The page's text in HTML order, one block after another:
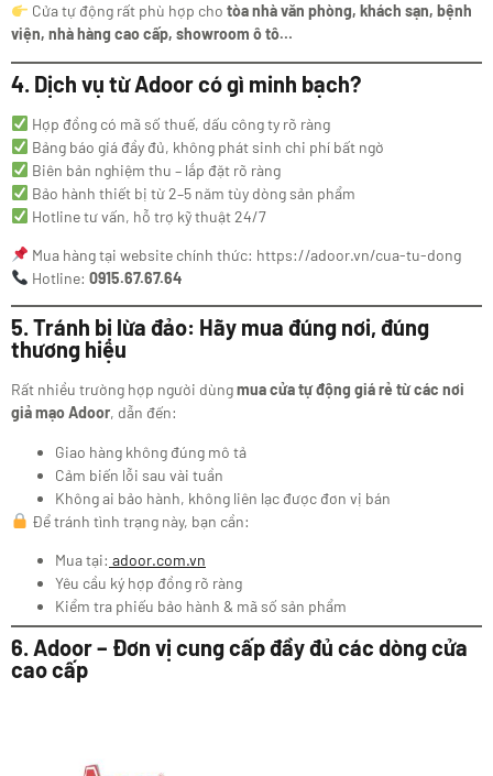
Cửa tự động rất phù hợp cho tòa nhà văn phòng, khách sạn, bệnh
viện, nhà hàng cao cấp, showroom ô tô…
4. Dịch vụ từ Adoor có gì minh bạch?
Hợp đồng có mã số thuế, dấu công ty rõ ràng
Bảng báo giá đầy đủ, không phát sinh chi phí bất ngờ
Biên bản nghiệm thu – lắp đặt rõ ràng
Bảo hành thiết bị từ 2–5 năm tùy dòng sản phẩm
Hotline tư vấn, hỗ trợ kỹ thuật 24/7
Mua hàng tại website chính thức: https://adoor.vn/cua-tu-dong
Hotline: 0915.67.67.64
5. Tránh bị lừa đảo: Hãy mua đúng nơi, đúng
thương hiệu
Rất nhiều trường hợp người dùngmua cửa tự động giá rẻ từ các nơi
giả mạo Adoor, dẫn đến:
Giao hàng không đúng mô tả
Cảm biến lỗi sau vài tuần
Không ai bảo hành, không liên lạc được đơn vị bán
Để tránh tình trạng này, bạn cần:
Mua tại: adoor.com.vn
Yêu cầu ký hợp đồng rõ ràng
Kiểm tra phiếu bảo hành & mã số sản phẩm
6. Adoor – Đơn vị cung cấp đầy đủ các dòng cửa
cao cấp